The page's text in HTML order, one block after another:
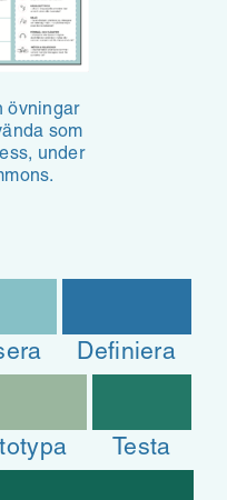
övningar
som
under
Definiera
Testa